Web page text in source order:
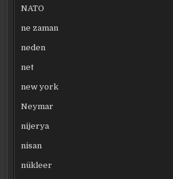
NATO
ne zaman
neden
net
new york
Neymar
nijerya
nisan
nükleer